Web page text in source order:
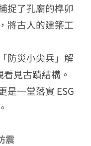
捉了孔廟的榫卯
將古人的建築工
防災小尖兵」解
見古蹟結構。
是一堂落實 ESG
震